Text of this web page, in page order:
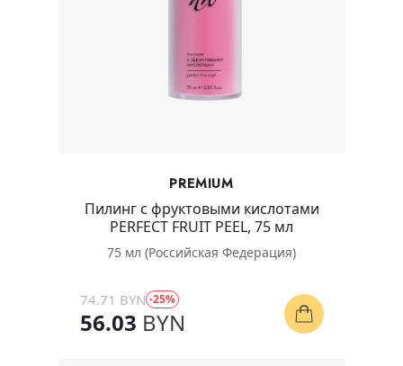
PREMIUM
Пилинг с фруктовыми кислотами
PERFECT FRUIT PEEL, 75 мл
75 мл (Российская Федерация)
74.71 BYN -25%
56.03 BYN